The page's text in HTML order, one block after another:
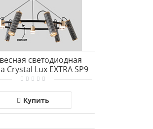
светодиодная
Crystal Lux EXTRA SP9
Купить